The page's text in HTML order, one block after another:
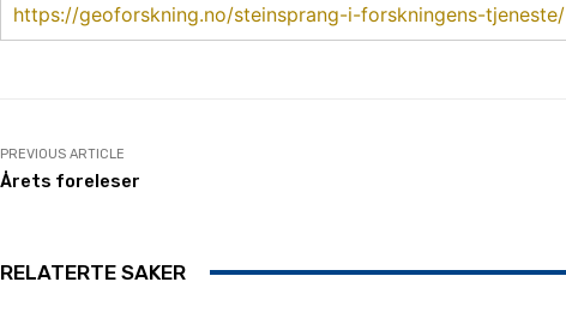
https://geoforskning.no/steinsprang-i-forskningens-tjeneste/
PREVIOUS ARTICLE
Årets foreleser
RELATERTE SAKER